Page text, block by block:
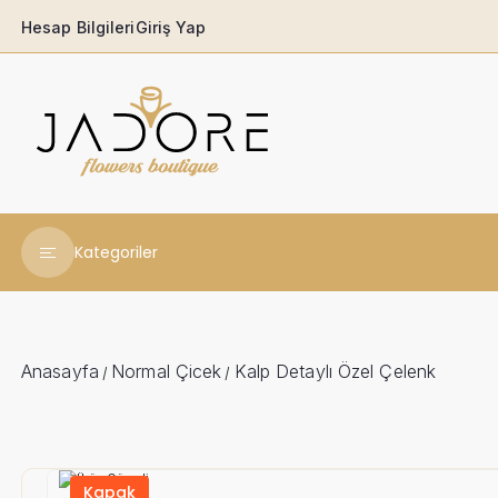
Hesap BilgileriGiriş Yap
Kategoriler
Babaya
Ferforjeler
Anasayfa / Normal Çicek / Kalp Detaylı Özel Çelenk
Kapak